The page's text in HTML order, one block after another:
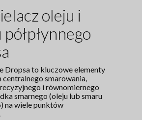
oleju i
Dropsa to kluczowe elementy
centralnego smarowania,
i równomiernego
smarnego (oleju lub smaru
na wiele punktów